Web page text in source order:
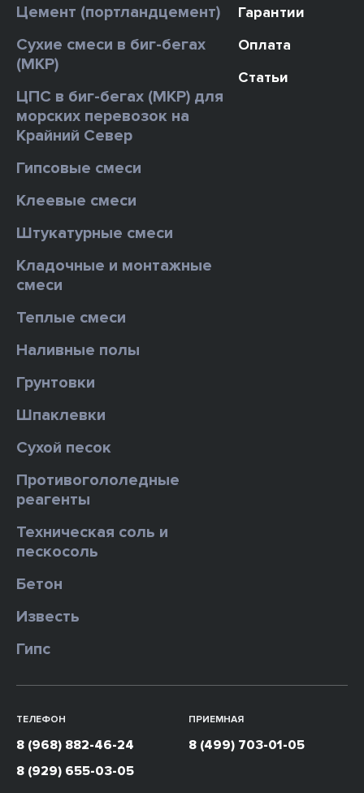
Цемент (портландцемент)
Сухие смеси в биг-бегах
(МКР)
ЦПС в биг-бегах (МКР) для
морских перевозок на
Крайний Север
Гипсовые смеси
Клеевые смеси
Штукатурные смеси
Кладочные и монтажные
смеси
Теплые смеси
Наливные полы
Грунтовки
Шпаклевки
Сухой песок
Противогололедные
реагенты
Техническая соль и
пескосоль
Бетон
Известь
Гипс
Гарантии
Оплата
Статьи
ТЕЛЕФОН
8 (968) 882-46-24
8 (929) 655-03-05
ПРИЕМНАЯ
8 (499) 703-01-05